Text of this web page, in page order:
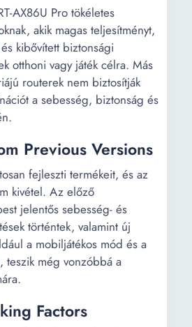
AX86U Pro tökéletes
akik magas teljesítményt,
kibővített biztonsági
otthoni vagy játék célra. Más
routerek nem biztosítják
a sebesség, biztonság és
Previous Versions
fejleszti termékeit, és az
kivétel. Az előző
jelentős sebesség- és
történtek, valamint új
a mobiljátékos mód és a
teszik még vonzóbbá a
Factors